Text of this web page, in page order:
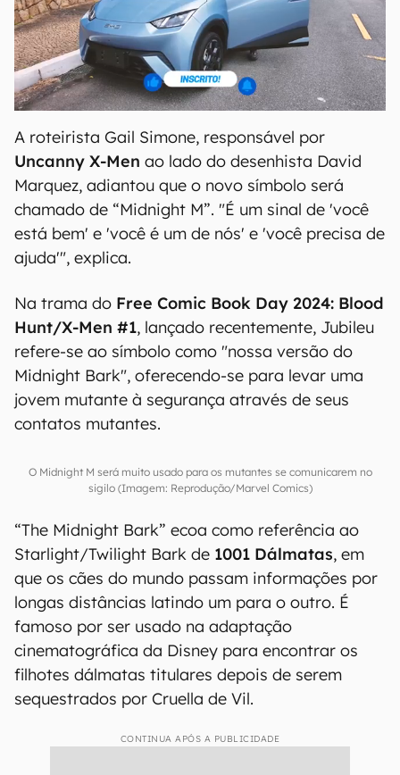
A roteirista Gail Simone, responsável por
Uncanny X-Men ao lado do desenhista David
Marquez, adiantou que o novo símbolo será
chamado de “Midnight M”. "É um sinal de 'você
está bem' e 'você é um de nós' e 'você precisa de
ajuda'", explica.
Na trama do Free Comic Book Day 2024: Blood
Hunt/X-Men #1, lançado recentemente, Jubileu
refere-se ao símbolo como "nossa versão do
Midnight Bark", oferecendo-se para levar uma
jovem mutante à segurança através de seus
contatos mutantes.
O Midnight M será muito usado para os mutantes se comunicarem no
sigilo (Imagem: Reprodução/Marvel Comics)
“The Midnight Bark” ecoa como referência ao
Starlight/Twilight Bark de 1001 Dálmatas, em
que os cães do mundo passam informações por
longas distâncias latindo um para o outro. É
famoso por ser usado na adaptação
cinematográfica da Disney para encontrar os
filhotes dálmatas titulares depois de serem
sequestrados por Cruella de Vil.
CONTINUA APÓS A PUBLICIDADE